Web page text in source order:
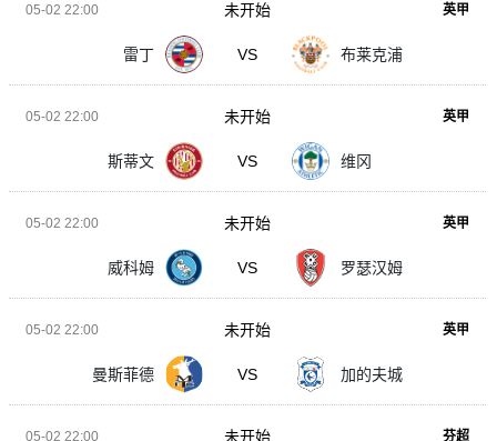
05-02 22:00 英甲
雷丁 VS 布莱克浦
未开始
05-02 22:00 英甲
斯蒂文 VS 维冈
未开始
05-02 22:00 英甲
威科姆 VS 罗瑟汉姆
未开始
05-02 22:00 英甲
曼斯菲德 VS 加的夫城
未开始
05-02 22:00 芬超
未开始